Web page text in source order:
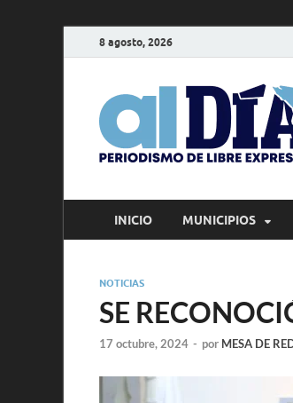
8 agosto, 2026
INICIO MUNICIPIOS
NOTICIAS
SE
17 octubre, 2024 - por MESA DE